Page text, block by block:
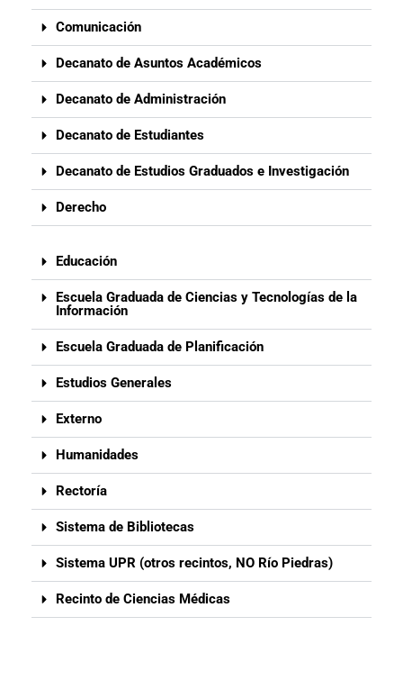
Comunicación
Decanato de Asuntos Académicos
Decanato de Administración
Decanato de Estudiantes
Decanato de Estudios Graduados e Investigación
Derecho
Educación
Escuela Graduada de Ciencias y Tecnologías de la
Información
Escuela Graduada de Planificación
Estudios Generales
Externo
Humanidades
Rectoría
Sistema de Bibliotecas
Sistema UPR (otros recintos, NO Río Piedras)
Recinto de Ciencias Médicas